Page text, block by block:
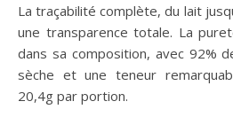
La traçabilité complète, du lait
une transparence totale. La
dans sa composition, avec 92%
sèche et une teneur
20,4g par portion.